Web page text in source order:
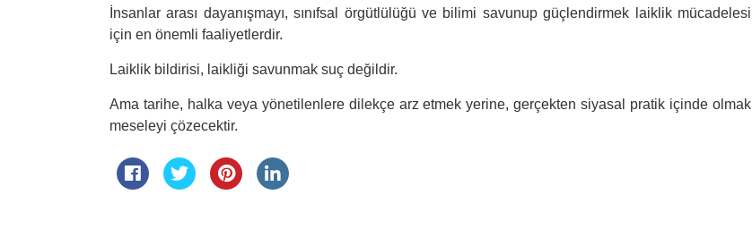
İnsanlar arası dayanışmayı, sınıfsal örgütlülüğü ve bilimi savunup güçlendirmek laiklik mücadelesi
için en önemli faaliyetlerdir.
Laiklik bildirisi, laikliği savunmak suç değildir.
Ama tarihe, halka veya yönetilenlere dilekçe arz etmek yerine, gerçekten siyasal pratik içinde olmak
meseleyi çözecektir.